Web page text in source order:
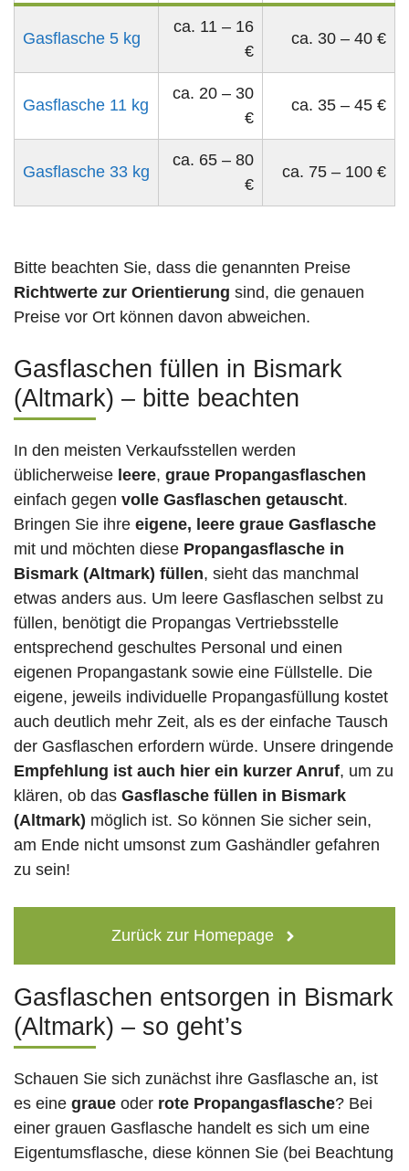
Gasflasche 5 kg
ca. 11 – 16
€
ca. 30 – 40 €
Gasflasche 11 kg
ca. 20 – 30
€
ca. 35 – 45 €
Gasflasche 33 kg
ca. 65 – 80
€
ca. 75 – 100 €
Bitte beachten Sie, dass die genannten Preise
Richtwerte zur Orientierung sind, die genauen
Preise vor Ort können davon abweichen.
Gasflaschen füllen in Bismark
(Altmark) – bitte beachten
In den meisten Verkaufsstellen werden
üblicherweise leere, graue Propangasflaschen
einfach gegen volle Gasflaschen getauscht.
Bringen Sie ihre eigene, leere graue Gasflasche
mit und möchten diese Propangasflasche in
Bismark (Altmark) füllen, sieht das manchmal
etwas anders aus. Um leere Gasflaschen selbst zu
füllen, benötigt die Propangas Vertriebsstelle
entsprechend geschultes Personal und einen
eigenen Propangastank sowie eine Füllstelle. Die
eigene, jeweils individuelle Propangasfüllung kostet
auch deutlich mehr Zeit, als es der einfache Tausch
der Gasflaschen erfordern würde. Unsere dringende
Empfehlung ist auch hier ein kurzer Anruf, um zu
klären, ob das Gasflasche füllen in Bismark
(Altmark) möglich ist. So können Sie sicher sein,
am Ende nicht umsonst zum Gashändler gefahren
zu sein!
Zurück zur Homepage
Gasflaschen entsorgen in Bismark
(Altmark) – so geht’s
Schauen Sie sich zunächst ihre Gasflasche an, ist
es eine graue oder rote Propangasflasche? Bei
einer grauen Gasflasche handelt es sich um eine
Eigentumsflasche, diese können Sie (bei Beachtung